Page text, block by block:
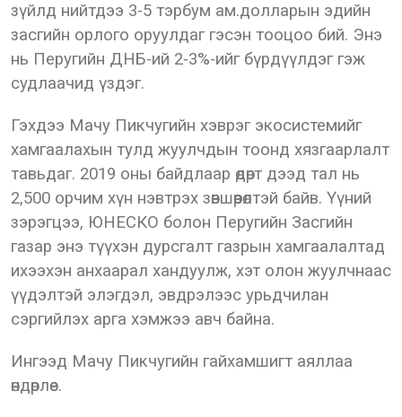
зүйлд нийтдээ 3-5 тэрбум ам.долларын эдийн
засгийн орлого оруулдаг гэсэн тооцоо бий. Энэ
нь Перугийн ДНБ-ий 2-3%-ийг бүрдүүлдэг гэж
судлаачид үздэг.
Гэхдээ Мачу Пикчугийн хэврэг экосистемийг
хамгаалахын тулд жуулчдын тоонд хязгаарлалт
тавьдаг. 2019 оны байдлаар өдөрт дээд тал нь
2,500 орчим хүн нэвтрэх зөвшөөрөлтэй байв. Үүний
зэрэгцээ, ЮНЕСКО болон Перугийн Засгийн
газар энэ түүхэн дурсгалт газрын хамгаалалтад
ихээхэн анхаарал хандуулж, хэт олон жуулчнаас
үүдэлтэй элэгдэл, эвдрэлээс урьдчилан
сэргийлэх арга хэмжээ авч байна.
Ингээд Мачу Пикчугийн гайхамшигт аяллаа
өндөрлөе.